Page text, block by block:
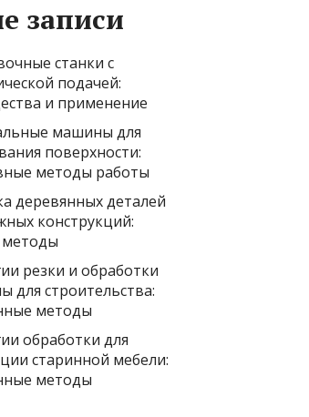
записи
станки с
подачей:
и применение
машины для
поверхности:
методы работы
деревянных деталей
конструкций:
резки и обработки
для строительства:
методы
обработки для
старинной мебели:
методы